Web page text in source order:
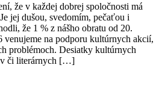
že v každej dobrej spoločnosti má
jej dušou, svedomím, pečaťou i
že 1 % z nášho obratu od 20.
venujeme na podporu kultúrnych akcií,
problémoch. Desiatky kultúrnych
či literárnych […]